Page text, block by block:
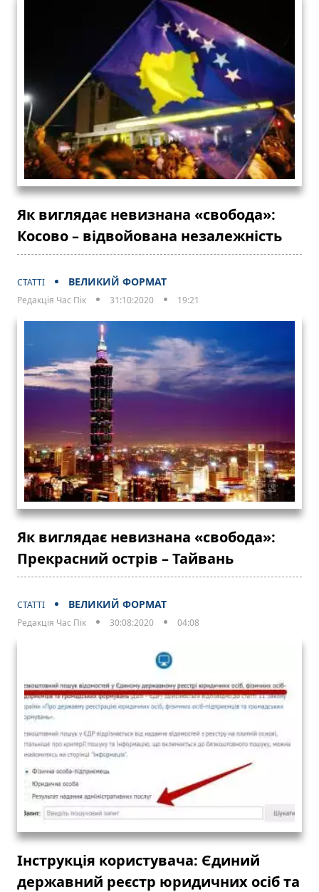
Як виглядає невизнана «свобода»:
Косово – відвойована незалежність
СТАТТІ ВЕЛИКИЙ ФОРМАТ
Редакція Час Пік 31:10:2020 19:21
Як виглядає невизнана «свобода»:
Прекрасний острів – Тайвань
СТАТТІ ВЕЛИКИЙ ФОРМАТ
Редакція Час Пік 30:08:2020 04:08
Інструкція користувача: Єдиний
державний реєстр юридичних осіб та